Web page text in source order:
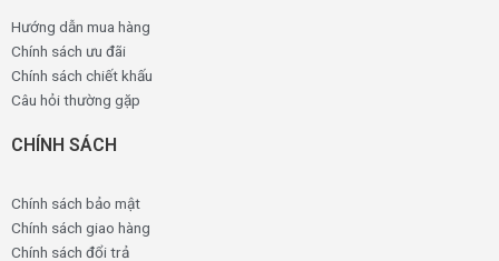
Hướng dẫn mua hàng
Chính sách ưu đãi
Chính sách chiết khấu
Câu hỏi thường gặp
CHÍNH SÁCH
Chính sách bảo mật
Chính sách giao hàng
Chính sách đổi trả